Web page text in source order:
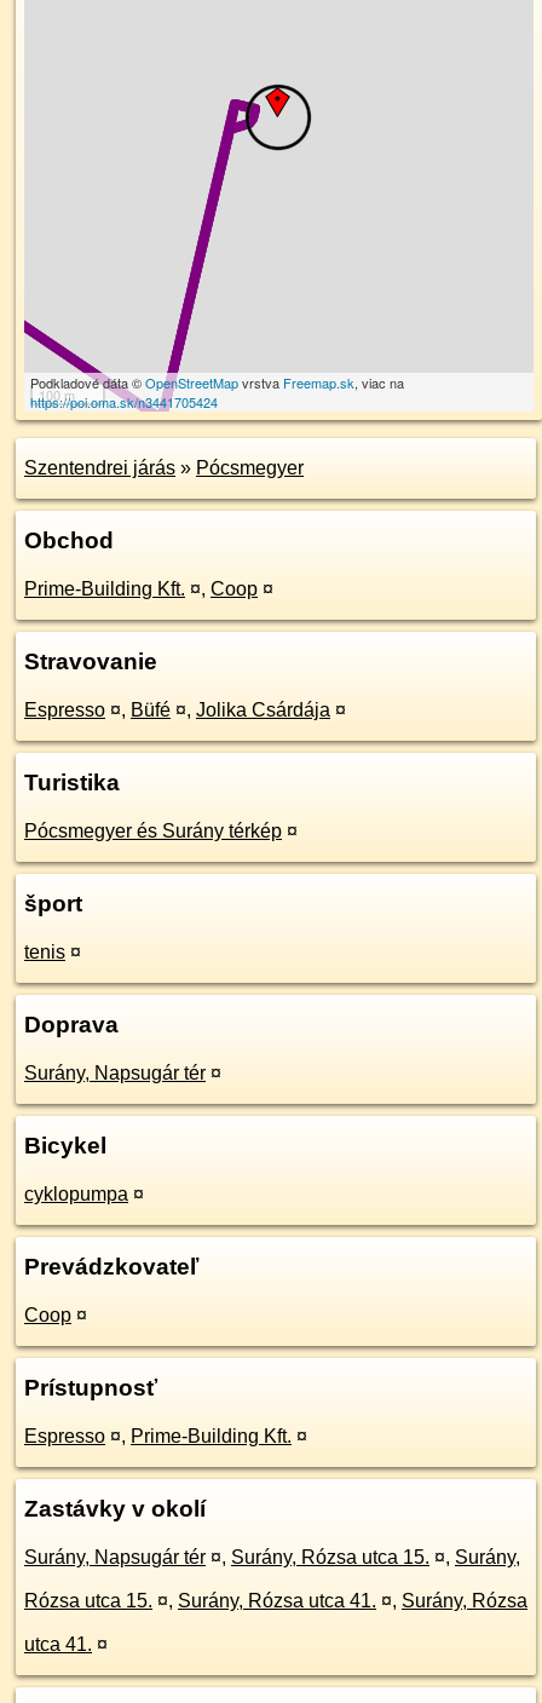
100 m
Podkladové dáta ©OpenStreetMapvrstva Freemap.sk, viac na
https://poi.oma.sk/n3441705424
Szentendrei járás » Pócsmegyer
Obchod
Prime-Building Kft. ¤, Coop ¤
Stravovanie
Espresso ¤, Büfé ¤, Jolika Csárdája ¤
Turistika
Pócsmegyer és Surány térkép ¤
šport
tenis ¤
Doprava
Surány, Napsugár tér ¤
Bicykel
cyklopumpa ¤
Prevádzkovateľ
Coop ¤
Prístupnosť
Espresso ¤, Prime-Building Kft. ¤
Zastávky v okolí
Surány, Napsugár tér ¤, Surány, Rózsa utca 15. ¤, Surány,
Rózsa utca 15. ¤, Surány, Rózsa utca 41. ¤, Surány, Rózsa
utca 41. ¤